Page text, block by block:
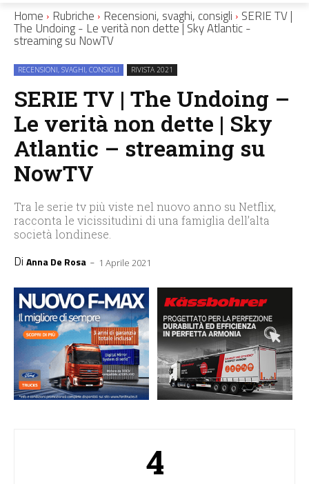
Home Rubriche Recensioni, svaghi, consigli SERIE TV |
The Undoing - Le verità non dette | Sky Atlantic -
streaming su NowTV
RECENSIONI, SVAGHI, CONSIGLI RIVISTA 2021
SERIE TV | The Undoing –
Le verità non dette | Sky
Atlantic – streaming su
NowTV
Tra le serie tv più viste nel nuovo anno su Netflix,
racconta le vicissitudini di una famiglia dell’alta
società londinese.
Di Anna De Rosa - 1 Aprile 2021
4